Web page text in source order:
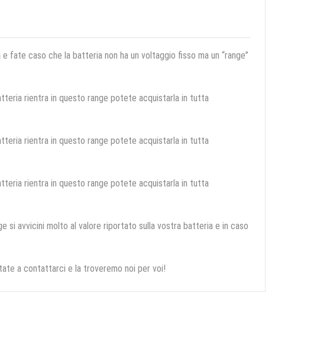
caso che la batteria non ha un voltaggio fisso ma un “range”
rientra in questo range potete acquistarla in tutta
rientra in questo range potete acquistarla in tutta
rientra in questo range potete acquistarla in tutta
si avvicini molto al valore riportato sulla vostra batteria e in caso
a contattarci e la troveremo noi per voi!